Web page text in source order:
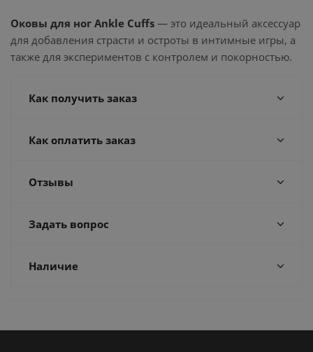
Оковы для ног Ankle Cuffs — это идеальный аксессуар
для добавления страсти и остроты в интимные игры, а
также для экспериментов с контролем и покорностью.
Как получить заказ
Как оплатить заказ
Отзывы
Задать вопрос
Наличие